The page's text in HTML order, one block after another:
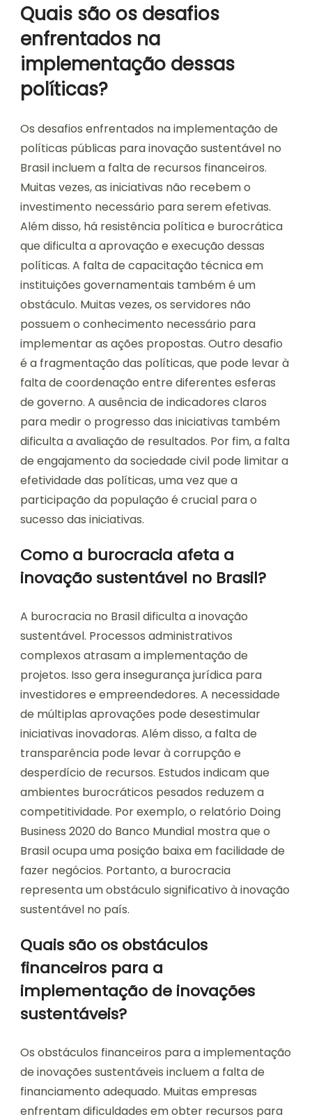
Quais são os desafios
enfrentados na
implementação dessas
políticas?
Os desafios enfrentados na implementação de
políticas públicas para inovação sustentável no
Brasil incluem a falta de recursos financeiros.
Muitas vezes, as iniciativas não recebem o
investimento necessário para serem efetivas.
Além disso, há resistência política e burocrática
que dificulta a aprovação e execução dessas
políticas. A falta de capacitação técnica em
instituições governamentais também é um
obstáculo. Muitas vezes, os servidores não
possuem o conhecimento necessário para
implementar as ações propostas. Outro desafio
é a fragmentação das políticas, que pode levar à
falta de coordenação entre diferentes esferas
de governo. A ausência de indicadores claros
para medir o progresso das iniciativas também
dificulta a avaliação de resultados. Por fim, a falta
de engajamento da sociedade civil pode limitar a
efetividade das políticas, uma vez que a
participação da população é crucial para o
sucesso das iniciativas.
Como a burocracia afeta a
inovação sustentável no Brasil?
A burocracia no Brasil dificulta a inovação
sustentável. Processos administrativos
complexos atrasam a implementação de
projetos. Isso gera insegurança jurídica para
investidores e empreendedores. A necessidade
de múltiplas aprovações pode desestimular
iniciativas inovadoras. Além disso, a falta de
transparência pode levar à corrupção e
desperdício de recursos. Estudos indicam que
ambientes burocráticos pesados reduzem a
competitividade. Por exemplo, o relatório Doing
Business 2020 do Banco Mundial mostra que o
Brasil ocupa uma posição baixa em facilidade de
fazer negócios. Portanto, a burocracia
representa um obstáculo significativo à inovação
sustentável no país.
Quais são os obstáculos
financeiros para a
implementação de inovações
sustentáveis?
Os obstáculos financeiros para a implementação
de inovações sustentáveis incluem a falta de
financiamento adequado. Muitas empresas
enfrentam dificuldades em obter recursos para